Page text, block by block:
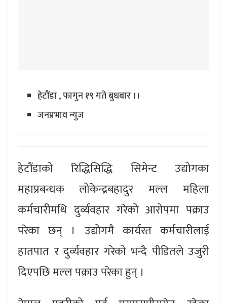
हेटौंडा , फागुन १९ गते बुधबार ।।
जनप्रभाव न्युज
हेटौंडाको रिद्धिसिद्धि सिमेन्ट उद्योगका
महाप्रबन्धक लोकेन्द्रबहादुर मल्ल महिला
कर्मचारीमथि दुर्व्यवहार गरेको आरोपमा पक्राउ
परेका छन् । उद्योगमै कार्यरत कर्मचारीलाई
हातपात र दुर्व्यवहार गरेको भन्दै पीडितले उजुरी
दिएपछि मल्ल पक्राउ परेका हुन् ।